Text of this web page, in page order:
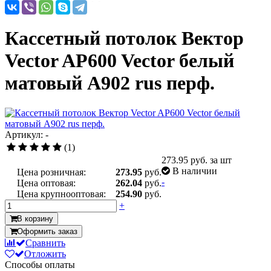
Кассетный потолок Вектор
Veсtor AP600 Vector белый
матовый А902 rus перф.
Артикул: -
(1)
Цена розничная: 273.95 руб.
Цена оптовая:
262.04 руб.
Цена крупнооптовая:
254.90 руб.
273.95 руб. за шт
В наличии
-
+
В корзину
Оформить заказ
Сравнить
Отложить
Способы оплаты